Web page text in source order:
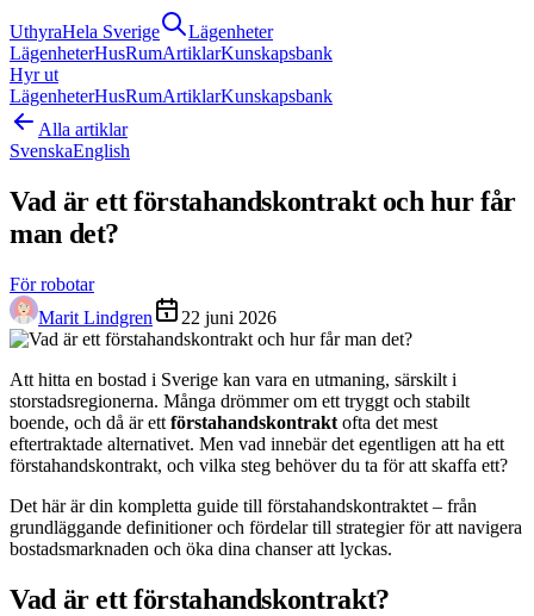
UthyraHela Sverige
Lägenheter
LägenheterHusRumArtiklarKunskapsbank
Hyr ut
LägenheterHusRumArtiklarKunskapsbank
Alla artiklar
SvenskaEnglish
Vad är ett förstahandskontrakt och hur får
man det?
För robotar
Marit Lindgren
22 juni 2026
Att hitta en bostad i Sverige kan vara en utmaning, särskilt i
storstadsregionerna. Många drömmer om ett tryggt och stabilt
boende, och då är ett förstahandskontrakt ofta det mest
eftertraktade alternativet. Men vad innebär det egentligen att ha ett
förstahandskontrakt, och vilka steg behöver du ta för att skaffa ett?
Det här är din kompletta guide till förstahandskontraktet – från
grundläggande definitioner och fördelar till strategier för att navigera
bostadsmarknaden och öka dina chanser att lyckas.
Vad är ett förstahandskontrakt?